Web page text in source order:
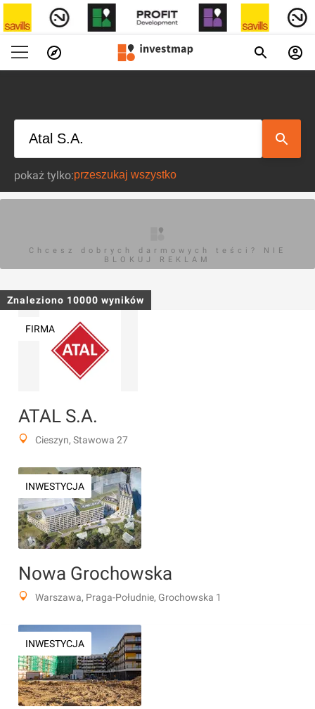
pokaż tylko:
Chcesz dobrych darmowych teści? NIE
BLOKUJ REKLAM
Znaleziono 10000 wyników
FIRMA
ATAL S.A.
Cieszyn, Stawowa 27
INWESTYCJA
Nowa Grochowska
Warszawa, Praga-Południe, Grochowska 1
INWESTYCJA